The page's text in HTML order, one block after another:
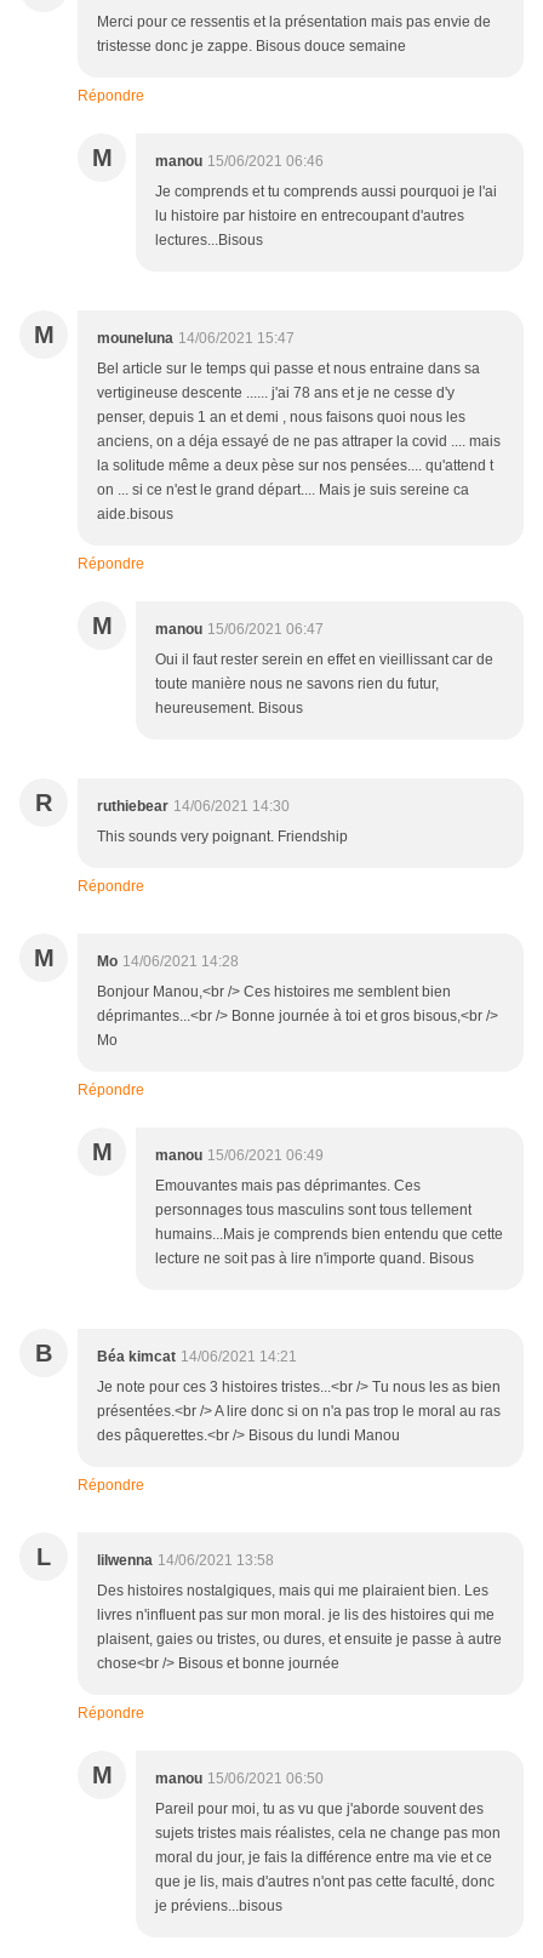
Merci pour ce ressentis et la présentation mais pas envie de
tristesse donc je zappe. Bisous douce semaine
Répondre
M manou 15/06/2021 06:46
Je comprends et tu comprends aussi pourquoi je l'ai
lu histoire par histoire en entrecoupant d'autres
lectures...Bisous
M mouneluna 14/06/2021 15:47
Bel article sur le temps qui passe et nous entraine dans sa
vertigineuse descente ...... j'ai 78 ans et je ne cesse d'y
penser, depuis 1 an et demi , nous faisons quoi nous les
anciens, on a déja essayé de ne pas attraper la covid .... mais
la solitude même a deux pèse sur nos pensées.... qu'attend t
on ... si ce n'est le grand départ.... Mais je suis sereine ca
aide.bisous
Répondre
M manou 15/06/2021 06:47
Oui il faut rester serein en effet en vieillissant car de
toute manière nous ne savons rien du futur,
heureusement. Bisous
R ruthiebear 14/06/2021 14:30
This sounds very poignant. Friendship
Répondre
M Mo 14/06/2021 14:28
Bonjour Manou,<br /> Ces histoires me semblent bien
déprimantes...<br /> Bonne journée à toi et gros bisous,<br />
Mo
Répondre
M manou 15/06/2021 06:49
Emouvantes mais pas déprimantes. Ces
personnages tous masculins sont tous tellement
humains...Mais je comprends bien entendu que cette
lecture ne soit pas à lire n'importe quand. Bisous
B Béa kimcat 14/06/2021 14:21
Je note pour ces 3 histoires tristes...<br /> Tu nous les as bien
présentées.<br /> A lire donc si on n'a pas trop le moral au ras
des pâquerettes.<br /> Bisous du lundi Manou
Répondre
L lilwenna 14/06/2021 13:58
Des histoires nostalgiques, mais qui me plairaient bien. Les
livres n'influent pas sur mon moral. je lis des histoires qui me
plaisent, gaies ou tristes, ou dures, et ensuite je passe à autre
chose<br /> Bisous et bonne journée
Répondre
M manou 15/06/2021 06:50
Pareil pour moi, tu as vu que j'aborde souvent des
sujets tristes mais réalistes, cela ne change pas mon
moral du jour, je fais la différence entre ma vie et ce
que je lis, mais d'autres n'ont pas cette faculté, donc
je préviens...bisous